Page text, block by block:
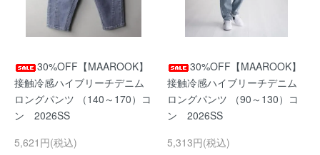
30%OFF【MAAROOK】
接触冷感ハイブリーチデニム
ロングパンツ （140～170）コ
ン 2026SS
5,621円(税込)
30%OFF【MAAROOK】
接触冷感ハイブリーチデニム
ロングパンツ （90～130）コ
ン 2026SS
5,313円(税込)